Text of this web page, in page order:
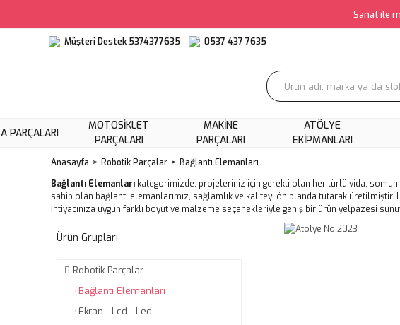
Sanat ile
Müşteri Destek 5374377635 0537 437 7635
PARÇALARI
MOTOSIKLET
PARÇALARI
MAKINE
PARÇALARI
ATÖLYE
EKIPMANLARI
Anasayfa Robotik Parçalar
Bağlantı Elemanları
Bağlantı Elemanları kategorimizde, projeleriniz için gerekli olan her türlü vida,
sahip olan bağlantı elemanlarımız, sağlamlık ve kaliteyi ön planda tutarak
İhtiyacınıza uygun farklı boyut ve malzeme seçenekleriyle geniş bir ürün yelpazesi
Ürün Grupları
Robotik Parçalar
Bağlantı Elemanları
Ekran - Lcd - Led